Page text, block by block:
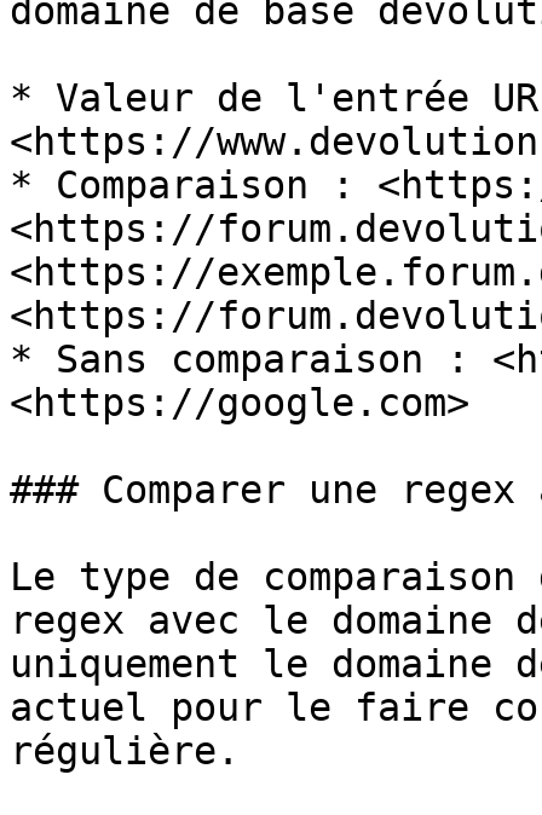
domaine de base
* Valeur de l'entrée
<https://
* Comparaison :
<https://
<https://
<https://
* Sans comparaison :
<https://google.com>
### Comparer une
Le type de
regex avec le domaine
uniquement le domaine
actuel pour le faire
régulière.